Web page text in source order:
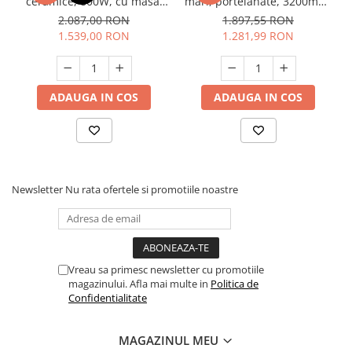
3000 Rpm, Detoolz DZ-C267
2.087,00 RON
1.539,00 RON
ADAUGA IN COS
Detoolz DZ-C227
1.897,55 RON
1.281,99 RON
ADAUGA IN COS
Newsletter Nu rata ofertele si promotiile noastre
Vreau sa primesc newsletter cu promotiile
magazinului. Afla mai multe in Politica de
Confidentialitate
MAGAZINUL MEU